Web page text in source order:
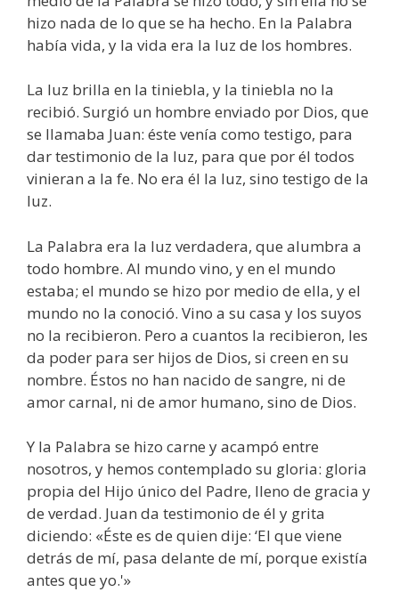
hizo nada de lo que se ha hecho. En la Palabra
había vida, y la vida era la luz de los hombres.
La luz brilla en la tiniebla, y la tiniebla no la
recibió. Surgió un hombre enviado por Dios, que
se llamaba Juan: éste venía como testigo, para
dar testimonio de la luz, para que por él todos
vinieran a la fe. No era él la luz, sino testigo de la
luz.
La Palabra era la luz verdadera, que alumbra a
todo hombre. Al mundo vino, y en el mundo
estaba; el mundo se hizo por medio de ella, y el
mundo no la conoció. Vino a su casa y los suyos
no la recibieron. Pero a cuantos la recibieron, les
da poder para ser hijos de Dios, si creen en su
nombre. Éstos no han nacido de sangre, ni de
amor carnal, ni de amor humano, sino de Dios.
Y la Palabra se hizo carne y acampó entre
nosotros, y hemos contemplado su gloria: gloria
propia del Hijo único del Padre, lleno de gracia y
de verdad. Juan da testimonio de él y grita
diciendo: «Éste es de quien dije: ‘El que viene
detrás de mí, pasa delante de mí, porque existía
antes que yo.'»